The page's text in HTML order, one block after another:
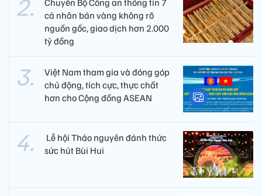
cá nhân bán vàng không rõ
nguồn gốc, giao dịch hơn 2.000
tỷ đồng
Việt Nam tham gia và đóng góp
chủ động, tích cực, thực chất
hơn cho Cộng đồng ASEAN
​ Lễ hội Thảo nguyên đánh thức
sức hút Bùi Hui